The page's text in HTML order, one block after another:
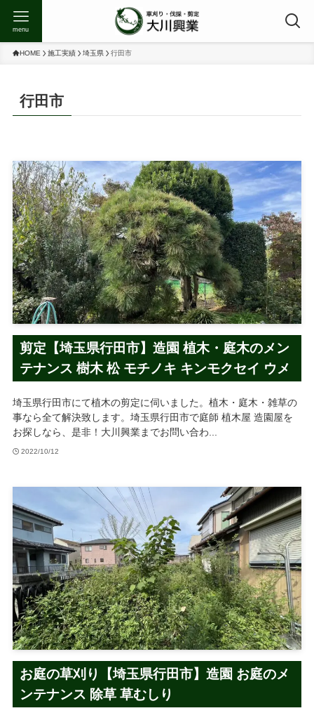
menu
HOME 施工実績 埼玉県 行田市
行田市
剪定【埼玉県行田市】造園 植木・庭木のメン
テナンス 樹木 松 モチノキ キンモクセイ ウメ
埼玉県行田市にて植木の剪定に伺いました。植木・庭木・雑草の
事なら全て解決致します。埼玉県行田市で庭師 植木屋 造園屋を
お探しなら、是非！大川興業までお問い合わ...
2022/10/12
お庭の草刈り【埼玉県行田市】造園 お庭のメ
ンテナンス 除草 草むしり